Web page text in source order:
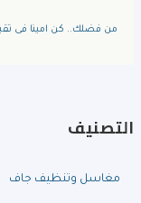
من فضلك.. كن امينا فى
التصنيف
مغاسل وتنظيف جاف